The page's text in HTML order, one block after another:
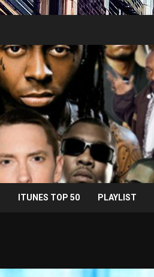
ITUNES TOP 50 PLAYLIST